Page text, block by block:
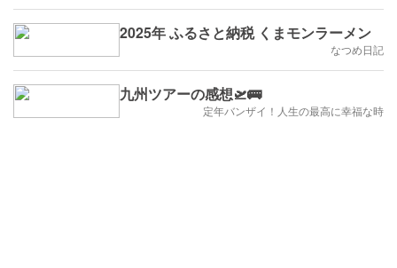
2025年 ふるさと納税 くまモンラーメン
なつめ日記
九州ツアーの感想🛫🚌
定年バンザイ！人生の最高に幸福な時